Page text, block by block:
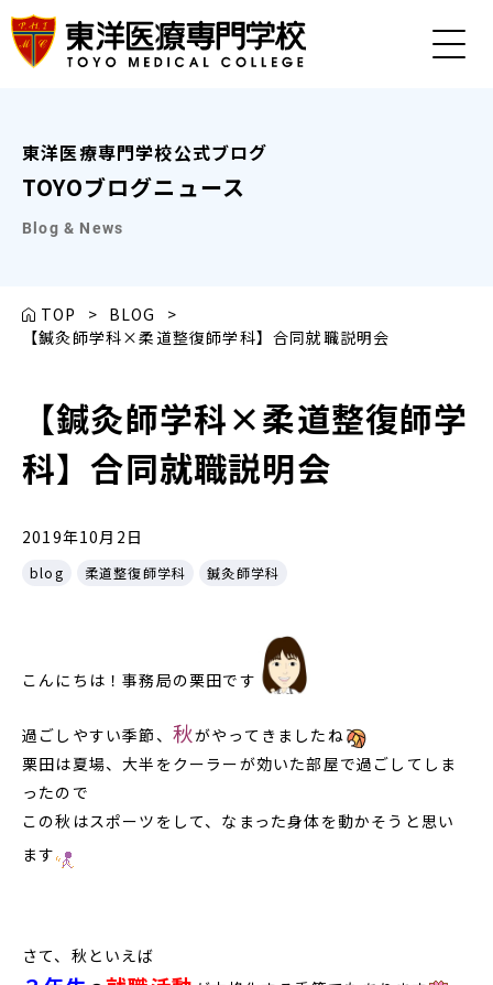
東洋医療専門学校公式ブログ
TOYOブログニュース
Blog & News
TOP > BLOG
>
【鍼灸師学科×柔道整復師学科】合同就職説明会
【鍼灸師学科×柔道整復師学
科】合同就職説明会
2019年10月2日
blog 柔道整復師学科 鍼灸師学科
こんにちは！事務局の栗田です
過ごしやすい季節、 秋がやってきましたね
栗田は夏場、大半をクーラーが効いた部屋で過ごしてしま
ったので
この秋はスポーツをして、なまった身体を動かそうと思い
ます
さて、秋といえば